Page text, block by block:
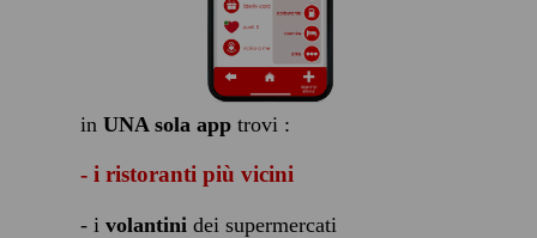
in UNA sola apptrovi :
- i ristoranti più vicini
- i volantinidei supermercati